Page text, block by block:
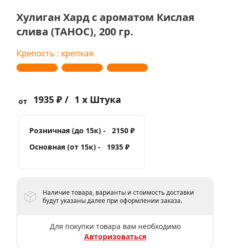
Хулиган Хард с ароматом Кислая
слива (ТАНОС), 200 гр.
Крепость : крепкая
от 1935 ₽ / 1 x Штука
Розничная (до 15к) -
2150 ₽
Основная (от 15к) -
1935 ₽
Наличие товара, варианты и стоимость доставки
будут указаны далее при оформлении заказа.
Для покупки товара вам необходимо
Авторизоваться